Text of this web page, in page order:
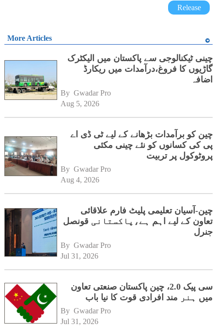
Release
More Articles
چینی ٹیکنالوجی سے پاکستان میں الیکٹرک
گاڑیوں کا فروغ،درآمدات میں ریکارڈ
اضافہ
By Gwadar Pro
Aug 5, 2026
چین کو برآمدات بڑھانے کے لیے ٹی ڈی اے
پی کی کسانوں کو نئے چینی مکئی
پروٹوکول پر تربیت
By Gwadar Pro
Aug 4, 2026
چین-آسیان تعلیمی پلیٹ فارم علاقائی
تعاون کے لیے اہم ہے،پاکستانی قونصل
جنرل
By Gwadar Pro
Jul 31, 2026
سی پیک 2.0، چین پاکستان صنعتی تعاون
میں ہنر مند افرادی قوت کا نیا باب
By Gwadar Pro
Jul 31, 2026